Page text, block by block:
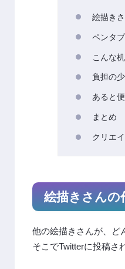
絵描き
ペンタ
こんな
負担の
あると
まとめ
クリエ
絵描きさんの
他の絵描きさんが、ど
そこでTwitterに投稿さ